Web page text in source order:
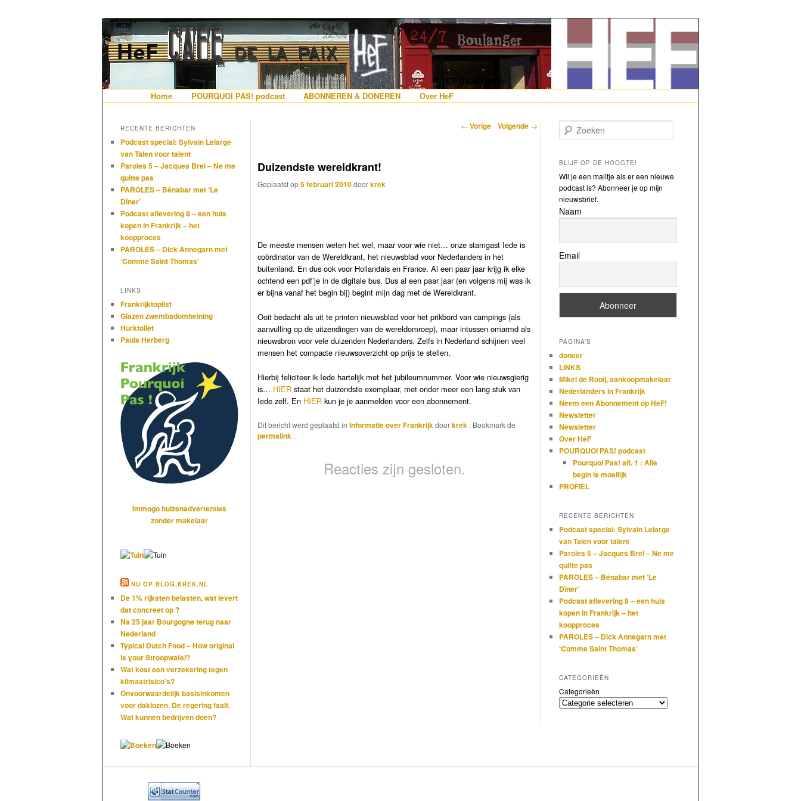
Hollandais en France
De gezelligste website voor Nederlanders die iets met Frankrijk hebben
Spring naar de primaire inhoud
Spring naar de secundaire inhoud
Home POURQUOI PAS! podcast ABONNEREN & DONEREN Over HeF
Berichtnavigatie
← Vorige Volgende →
Duizendste wereldkrant!
Geplaatst op5 februari 2010doorkrek
De meeste mensen weten het wel, maar voor wie niet… onze stamgast Iede is
coördinator van de Wereldkrant, het nieuwsblad voor Nederlanders in het
buitenland. En dus ook voor Hollandais en France. Al een paar jaar krijg ik elke
ochtend een pdf’je in de digitale bus. Dus al een paar jaar (en volgens mij was ik
er bijna vanaf het begin bij) begint mijn dag met de Wereldkrant.
Ooit bedacht als uit te printen nieuwsblad voor het prikbord van campings (als
aanvulling op de uitzendingen van de wereldomroep), maar intussen omarmd als
nieuwsbron voor vele duizenden Nederlanders. Zelfs in Nederland schijnen veel
mensen het compacte nieuwsoverzicht op prijs te stellen.
Hierbij feliciteer ik Iede hartelijk met het jubileumnummer. Voor wie nieuwsgierig
is… HIER staat het duizendste exemplaar, met onder meer een lang stuk van
Iede zelf. En HIER kun je je aanmelden voor een abonnement.
Dit bericht werd geplaatst inInformatie over Frankrijkdoorkrek . Bookmark de
permalink .
Reacties zijn gesloten.
RECENTE BERICHTEN
Podcast special: Sylvain Lelarge
van Talen voor talent
Paroles 5 – Jacques Brel – Ne me
quitte pas
PAROLES – Bénabar met ‘Le
Dîner’
Podcast aflevering 8 – een huis
kopen in Frankrijk – het
koopproces
PAROLES – Dick Annegarn met
‘Comme Saint Thomas’
LINKS
Frankrijktoplist
Glazen zwembadomheining
Hurktoilet
Pauls Herberg
Immogo huizenadvertenties
zonder makelaar
NU OP BLOG.KREK.NL
De 1% rijksten belasten, wat levert
dat concreet op ?
Na 25 jaar Bourgogne terug naar
Nederland
Typical Dutch Food – How original
is your Stroopwafel?
Wat kost een verzekering tegen
klimaatrisico’s?
Onvoorwaardelijk basisinkomen
voor daklozen. De regering faalt.
Wat kunnen bedrijven doen?
Zoeken
BLIJF OP DE HOOGTE!
Wil je een mailtje als er een nieuwe
podcast is? Abonneer je op mijn
nieuwsbrief.
Naam
Email
PAGINA’S
doneer
LINKS
Mikel de Rooij, aankoopmakelaar
Nederlanders in Frankrijk
Neem een Abonnement op HeF!
Newsletter
Newsletter
Over HeF
POURQUOI PAS! podcast
Pourquoi Pas! afl. 1 : Alle
begin is moeilijk
PROFIEL
RECENTE BERICHTEN
Podcast special: Sylvain Lelarge
van Talen voor talent
Paroles 5 – Jacques Brel – Ne me
quitte pas
PAROLES – Bénabar met ‘Le
Dîner’
Podcast aflevering 8 – een huis
kopen in Frankrijk – het
koopproces
PAROLES – Dick Annegarn met
‘Comme Saint Thomas’
CATEGORIEËN
Categorieën